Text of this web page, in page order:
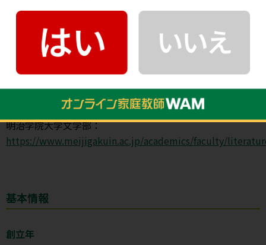
明治学院大学文学部：
https://www.meijigakuin.ac.jp/academics/faculty/
基本情報
創立年